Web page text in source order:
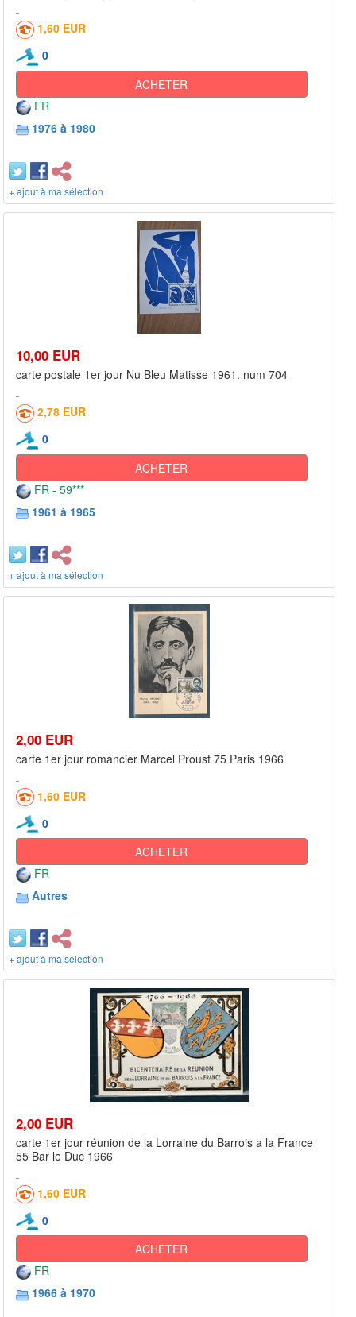
1,60 EUR
0
ACHETER
FR
1976 à 1980
+ ajout à ma sélection
10,00 EUR
carte postale 1er jour Nu Bleu Matisse 1961. num 704
2,78 EUR
0
ACHETER
FR - 59***
1961 à 1965
+ ajout à ma sélection
2,00 EUR
carte 1er jour romancier Marcel Proust 75 Paris 1966
1,60 EUR
0
ACHETER
FR
Autres
+ ajout à ma sélection
2,00 EUR
carte 1er jour réunion de la Lorraine du Barrois a la France
55 Bar le Duc 1966
1,60 EUR
0
ACHETER
FR
1966 à 1970